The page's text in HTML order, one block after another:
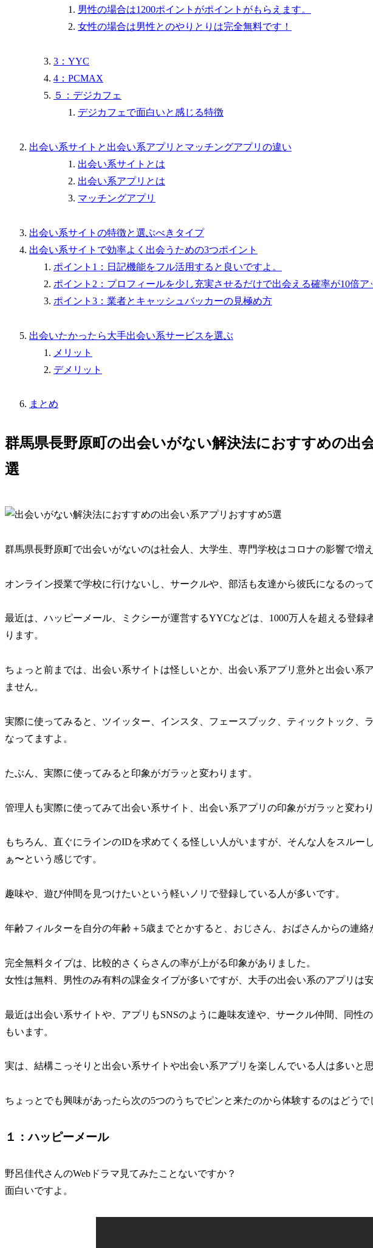
男性の場合は1200ポイントがポイントがもらえます。
女性の場合は男性とのやりとりは完全無料です！
3：YYC
4：PCMAX
５：デジカフェ
デジカフェで面白いと感じる特徴
出会い系サイトと出会い系アプリとマッチングアプリの違い
出会い系サイトとは
出会い系アプリとは
マッチングアプリ
出会い系サイトの特徴と選ぶべきタイプ
出会い系サイトで効率よく出会うための3つポイント
ポイント1：日記機能をフル活用すると良いですよ。
ポイント2：プロフィールを少し充実させるだけで出会える確率が10倍ア
ポイント3：業者とキャッシュバッカーの見極め方
出会いたかったら大手出会い系サービスを選ぶ
メリット
デメリット
まとめ
群馬県長野原町の出会いがない解決法におすすめの出
選
群馬県長野原町で出会いがないのは社会人、大学生、専門学校はコロナの影響で増
オンライン授業で学校に行けないし、サークルや、部活も友達から彼氏になるのっ
最近は、ハッピーメール、ミクシーが運営するYYCなどは、1000万人を超える登録
ります。
ちょっと前までは、出会い系サイトは怪しいとか、出会い系アプリ意外と出会い系
ません。
実際に使ってみると、ツイッター、インスタ、フェースブック、ティックトック、
なってますよ。
たぶん、実際に使ってみると印象がガラッと変わります。
管理人も実際に使ってみて出会い系サイト、出会い系アプリの印象がガラッと変わ
もちろん、直ぐにラインのIDを求めてくる怪しい人がいますが、そんな人をスルー
ぁ〜という感じです。
趣味や、遊び仲間を見つけたいという軽いノリで登録している人が多いです。
年齢フィルターを自分の年齢＋5歳までとかすると、おじさん、おばさんからの連絡
完全無料タイプは、比較的さくらさんの率が上がる印象がありました。
女性は無料、男性のみ有料の課金タイプが多いですが、大手の出会い系のアプリは
最近は出会い系サイトや、アプリもSNSのように趣味友達や、サークル仲間、同性
もいます。
実は、結構こっそりと出会い系サイトや出会い系アプリを楽しんでいる人は多いと思
ちょっとでも興味があったら次の5つのうちでピンと来たのから体験するのはどうで
１：ハッピーメール
野呂佳代さんのWebドラマ見てみたことないですか？
面白いですよ。